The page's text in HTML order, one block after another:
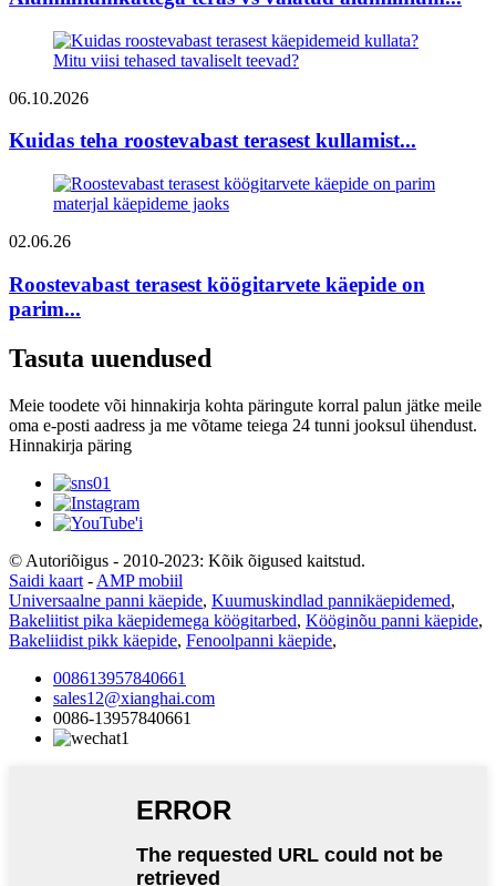
06.10.2026
Kuidas teha roostevabast terasest kullamist...
02.06.26
Roostevabast terasest köögitarvete käepide on
parim...
Tasuta uuendused
Meie toodete või hinnakirja kohta päringute korral palun jätke meile
oma e-posti aadress ja me võtame teiega 24 tunni jooksul ühendust.
Hinnakirja päring
© Autoriõigus - 2010-2023: Kõik õigused kaitstud.
Saidi kaart - AMP mobiil
Universaalne panni käepide, Kuumuskindlad pannikäepidemed,
Bakeliitist pika käepidemega köögitarbed, Kööginõu panni käepide,
Bakeliidist pikk käepide, Fenoolpanni käepide,
008613957840661
sales12@xianghai.com
0086-13957840661